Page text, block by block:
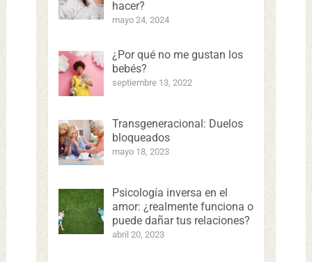
hacer?
mayo 24, 2024
¿Por qué no me gustan los
bebés?
septiembre 13, 2022
Transgeneracional: Duelos
bloqueados
mayo 18, 2023
Psicología inversa en el
amor: ¿realmente funciona o
puede dañar tus relaciones?
abril 20, 2023